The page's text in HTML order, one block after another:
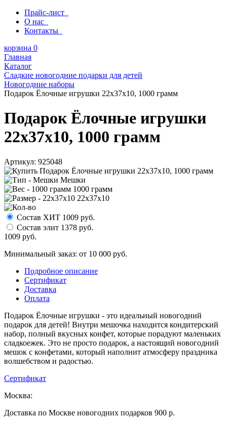
Прайс-лист
О нас
Контакты
корзина 0
Главная
Каталог
Сладкие новогодние подарки для детей
Новогодние наборы
Подарок Ёлочные игрушки 22х37х10, 1000 грамм
Подарок Ёлочные игрушки
22х37х10, 1000 грамм
Артикул: 925048
Мешки
1000 грамм
22х37х10
Состав ХИТ 1009 руб.
Состав элит 1378 руб.
1009 руб.
Минимальный заказ: от 10 000 руб.
Подробное описание
Сертификат
Доставка
Оплата
Подарок Ёлочные игрушки - это идеальный новогодний
подарок для детей! Внутри мешочка находится кондитерский
набор, полный вкусных конфет, которые порадуют маленьких
сладкоежек. Это не просто подарок, а настоящий новогодний
мешок с конфетами, который наполнит атмосферу праздника
волшебством и радостью.
Сертификат
Москва:
Доставка по Москве новогодних подарков 900 р.